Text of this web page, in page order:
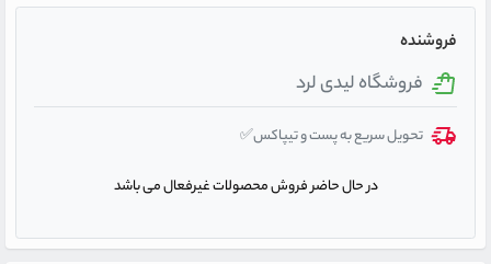
فروشنده
فروشگاه لیدی لرد
تحویل سریع به پست و تیپاکس✅
در حال حاضر فروش محصولات غیرفعال می باشد